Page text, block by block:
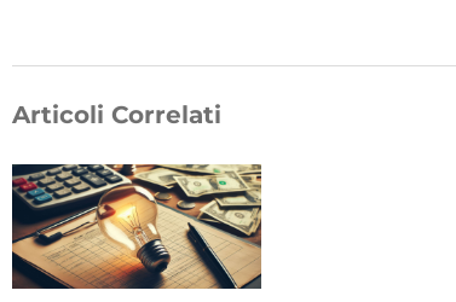
Articoli Correlati